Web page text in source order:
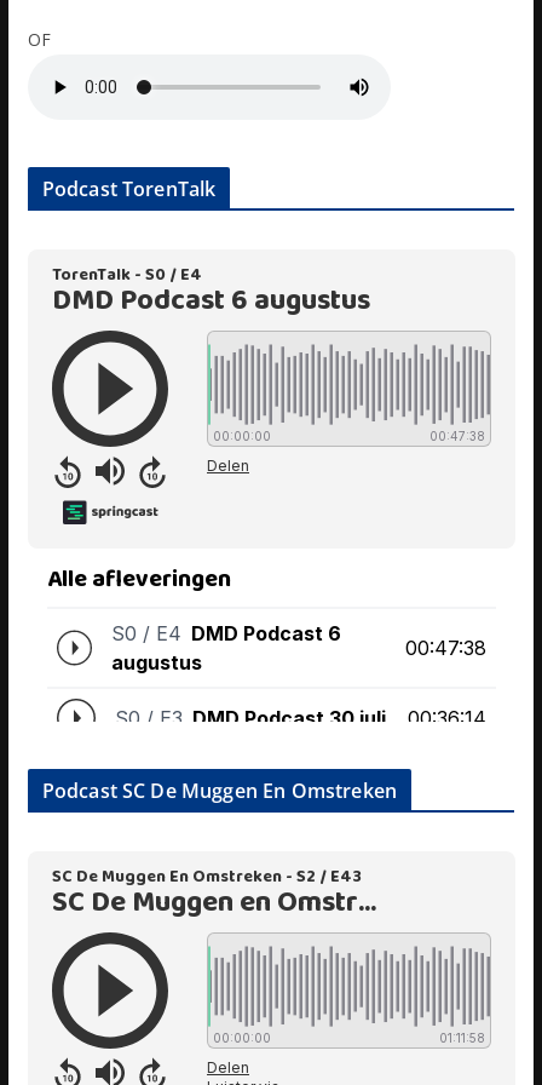
OF
Podcast TorenTalk
Podcast SC De Muggen En Omstreken